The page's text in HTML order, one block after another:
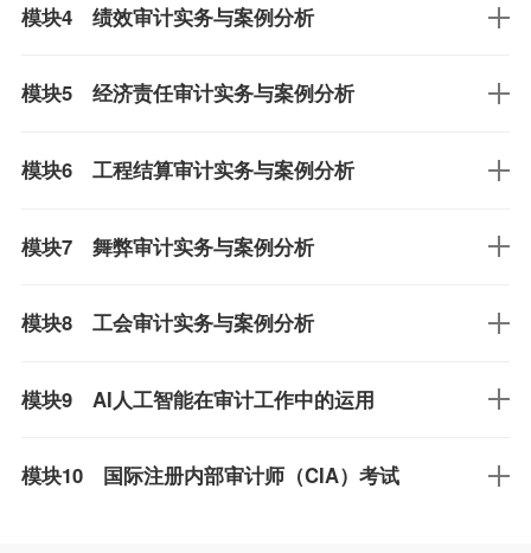
模块4 绩效审计实务与案例分析
模块5 经济责任审计实务与案例分析
模块6 工程结算审计实务与案例分析
模块7 舞弊审计实务与案例分析
模块8 工会审计实务与案例分析
模块9 AI人工智能在审计工作中的运用
模块10 国际注册内部审计师（CIA）考试